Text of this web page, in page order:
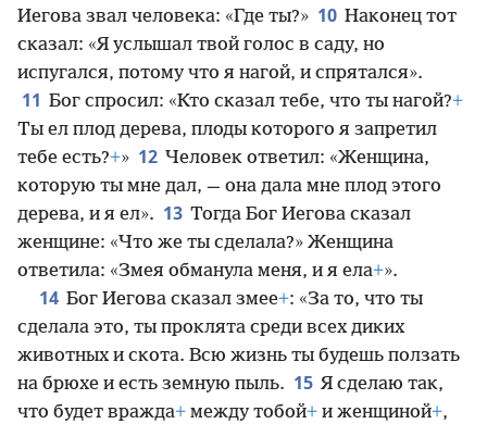
Иегова звал человека: «Где ты?» 10 Наконец тот
сказал: «Я услышал твой голос в саду, но
испугался, потому что я нагой, и спрятался».
11 Бог спросил: «Кто сказал тебе, что ты нагой?+
Ты ел плод дерева, плоды которого я запретил
тебе есть?+» 12 Человек ответил: «Женщина,
которую ты мне дал, — она дала мне плод этого
дерева, и я ел». 13 Тогда Бог Иегова сказал
женщине: «Что же ты сделала?» Женщина
ответила: «Змея обманула меня, и я ела+».
14 Бог Иегова сказал змее+: «За то, что ты
сделала это, ты проклята среди всех диких
животных и скота. Всю жизнь ты будешь ползать
на брюхе и есть земную пыль. 15 Я сделаю так,
что будет вражда+ между тобой+ и женщиной+,